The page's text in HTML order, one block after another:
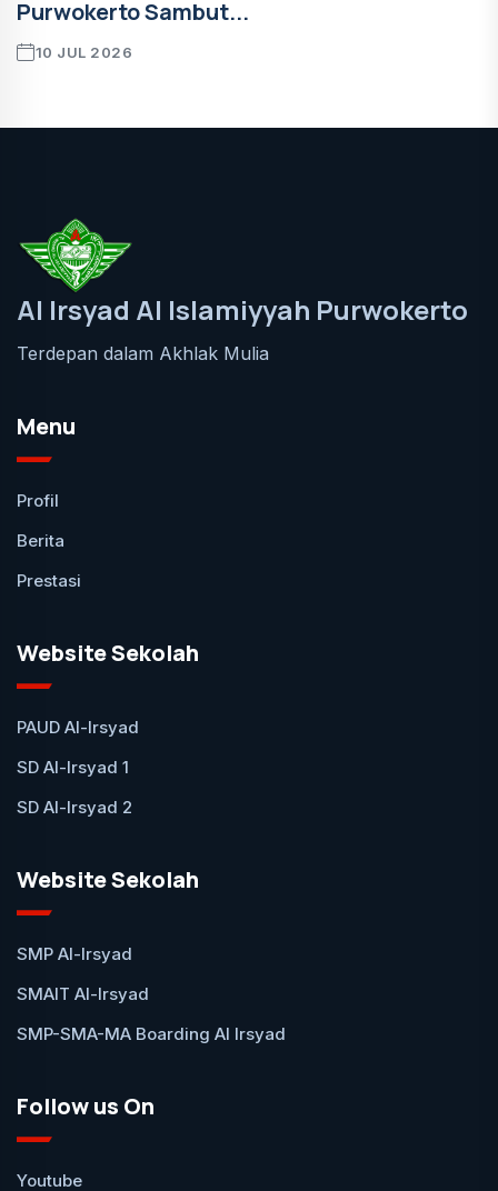
Purwokerto Sambut...
10 JUL 2026
Al Irsyad Al Islamiyyah Purwokerto
Terdepan dalam Akhlak Mulia
Menu
Profil
Berita
Prestasi
Website Sekolah
PAUD Al-Irsyad
SD Al-Irsyad 1
SD Al-Irsyad 2
Website Sekolah
SMP Al-Irsyad
SMAIT Al-Irsyad
SMP-SMA-MA Boarding Al Irsyad
Follow us On
Youtube